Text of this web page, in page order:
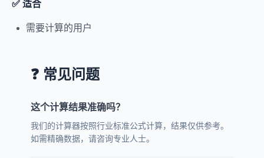
✅ 适合
需要计算的用户
❓ 常见问题
这个计算结果准确吗？
我们的计算器按照行业标准公式计算，结果仅供参考。
如需精确数据，请咨询专业人士。